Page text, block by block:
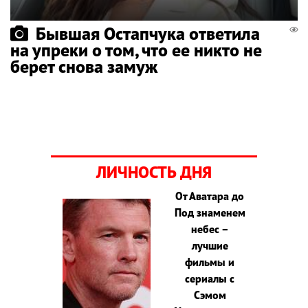
Бывшая Остапчука ответила
на упреки о том, что ее никто не
берет снова замуж
ЛИЧНОСТЬ ДНЯ
От Аватара до
Под знаменем
небес –
лучшие
фильмы и
сериалы с
Сэмом